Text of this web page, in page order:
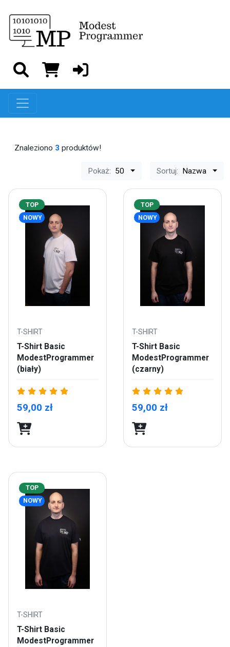
Znaleziono 3 produktów!
Pokaż: 50 Sortuj: Nazwa
TOP
NOWY
T-SHIRT
T-Shirt Basic
ModestProgrammer
(biały)
59,00 zł
TOP
NOWY
T-SHIRT
T-Shirt Basic
ModestProgrammer
(czarny)
59,00 zł
TOP
NOWY
T-SHIRT
T-Shirt Basic
ModestProgrammer